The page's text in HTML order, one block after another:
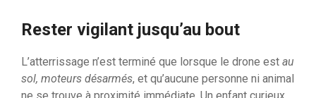
Rester vigilant jusqu’au bout
L’atterrissage n’est terminé que lorsque le drone est au
sol, moteurs désarmés, et qu’aucune personne ni animal